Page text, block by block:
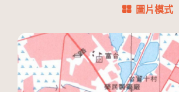
圖片模式